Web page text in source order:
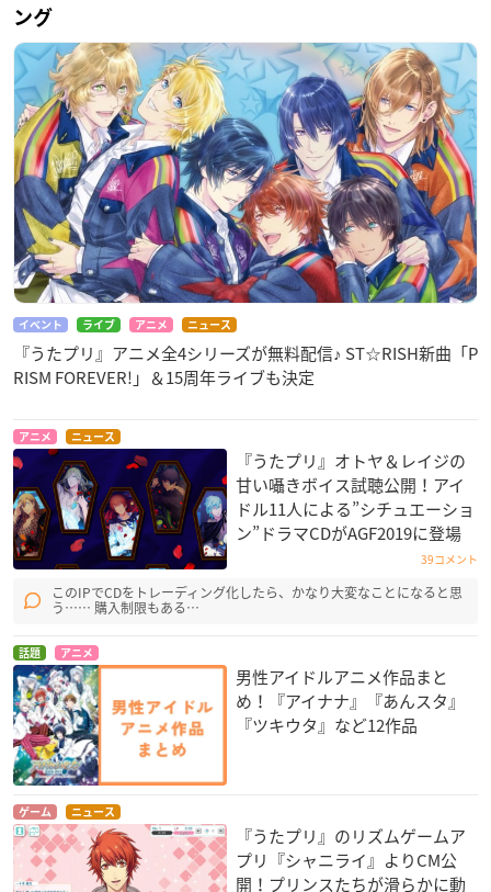
ング
イベント ライブ アニメ ニュース
『うたプリ』アニメ全4シリーズが無料配信♪ ST☆RISH新曲「P
RISM FOREVER!」＆15周年ライブも決定
アニメ ニュース
『うたプリ』オトヤ＆レイジの
甘い囁きボイス試聴公開！アイ
ドル11人による”シチュエーショ
ン”ドラマCDがAGF2019に登場
39コメント
このIPでCDをトレーディング化したら、かなり大変なことになると思
う…… 購入制限もある…
話題 アニメ
男性アイドルアニメ作品まと
め！『アイナナ』『あんスタ』
『ツキウタ』など12作品
ゲーム ニュース
『うたプリ』のリズムゲームア
プリ『シャニライ』よりCM公
開！プリンスたちが滑らかに動